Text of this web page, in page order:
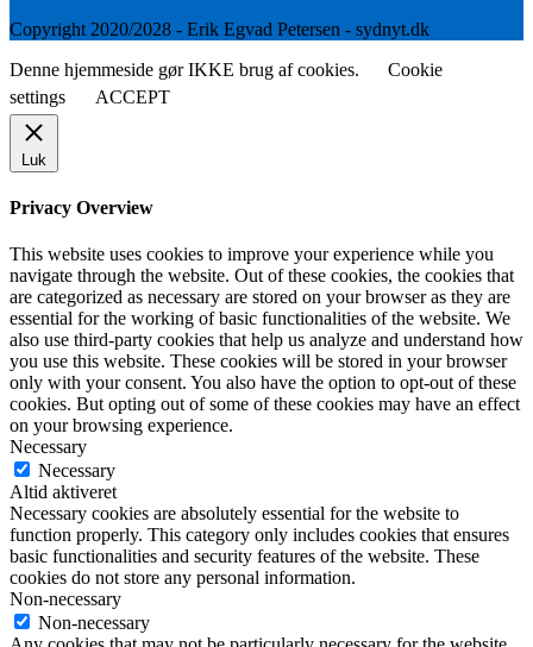
Copyright 2020/2028 - Erik Egvad Petersen - sydnyt.dk
Denne hjemmeside gør IKKE brug af cookies.
Cookie
settings
ACCEPT
Luk
Privacy Overview
This website uses cookies to improve your experience while you
navigate through the website. Out of these cookies, the cookies that
are categorized as necessary are stored on your browser as they are
essential for the working of basic functionalities of the website. We
also use third-party cookies that help us analyze and understand how
you use this website. These cookies will be stored in your browser
only with your consent. You also have the option to opt-out of these
cookies. But opting out of some of these cookies may have an effect
on your browsing experience.
Necessary
Necessary
Altid aktiveret
Necessary cookies are absolutely essential for the website to
function properly. This category only includes cookies that ensures
basic functionalities and security features of the website. These
cookies do not store any personal information.
Non-necessary
Non-necessary